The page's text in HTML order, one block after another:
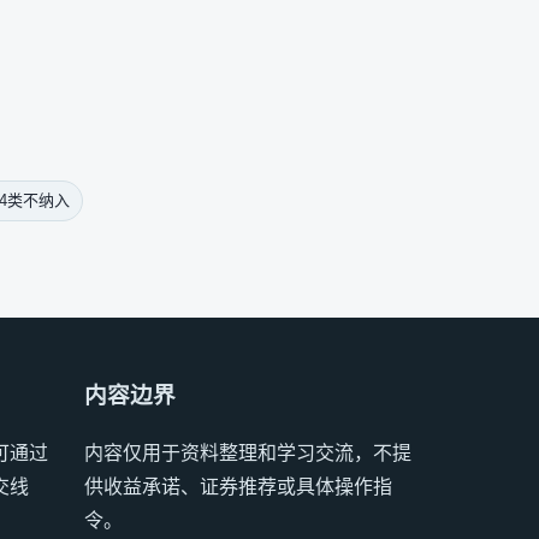
类不纳入
通过
线
内容边界
内容仅用于资料整理和学习交流，不提
供收益承诺、证券推荐或具体操作指
令。